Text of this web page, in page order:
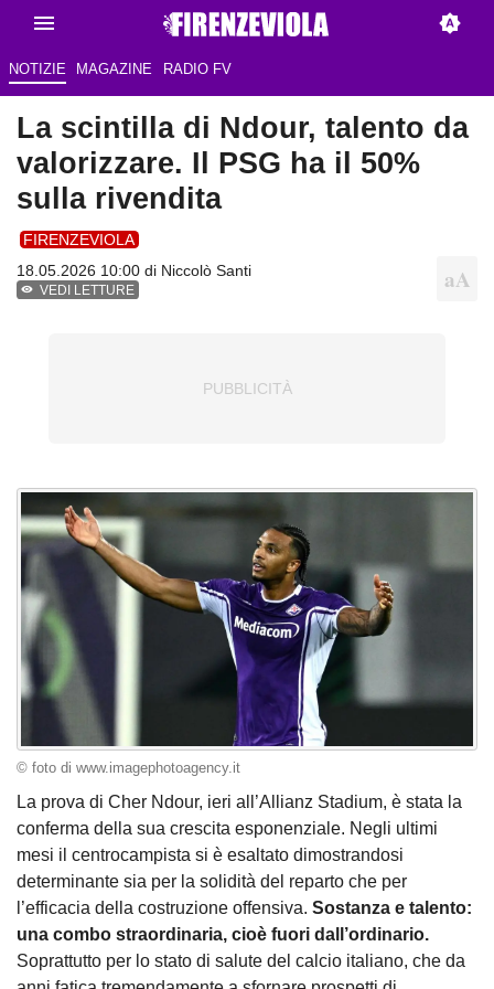
NOTIZIE MAGAZINE RADIO FV
La scintilla di Ndour, talento da
valorizzare. Il PSG ha il 50%
sulla rivendita
FIRENZEVIOLA
18.05.2026 10:00 di Niccolò Santi
VEDI LETTURE
© foto di www.imagephotoagency.it
La prova di Cher Ndour, ieri all’Allianz Stadium, è stata la
conferma della sua crescita esponenziale. Negli ultimi
mesi il centrocampista si è esaltato dimostrandosi
determinante sia per la solidità del reparto che per
l’efficacia della costruzione offensiva. Sostanza e talento:
una combo straordinaria, cioè fuori dall’ordinario.
Soprattutto per lo stato di salute del calcio italiano, che da